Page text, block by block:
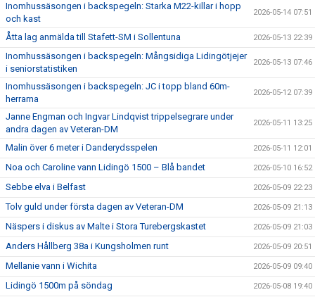
Inomhussäsongen i backspegeln: Starka M22-killar i hopp
och kast
2026-05-14 07:51
Åtta lag anmälda till Stafett-SM i Sollentuna 2026-05-13 22:39
Inomhussäsongen i backspegeln: Mångsidiga Lidingötjejer
i seniorstatistiken
2026-05-13 07:46
Inomhussäsongen i backspegeln: JC i topp bland 60m-
herrarna
2026-05-12 07:39
Janne Engman och Ingvar Lindqvist trippelsegrare under
andra dagen av Veteran-DM
2026-05-11 13:25
Malin över 6 meter i Danderydsspelen 2026-05-11 12:01
Noa och Caroline vann Lidingö 1500 – Blå bandet 2026-05-10 16:52
Sebbe elva i Belfast 2026-05-09 22:23
Tolv guld under första dagen av Veteran-DM 2026-05-09 21:13
Näspers i diskus av Malte i Stora Turebergskastet 2026-05-09 21:03
Anders Hållberg 38a i Kungsholmen runt 2026-05-09 20:51
Mellanie vann i Wichita 2026-05-09 09:40
Lidingö 1500m på söndag 2026-05-08 19:40